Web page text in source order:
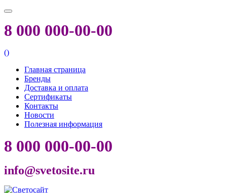
8 000 000-00-00
()
Главная страница
Бренды
Доставка и оплата
Сертификаты
Контакты
Новости
Полезная информация
8 000 000-00-00
info@svetosite.ru